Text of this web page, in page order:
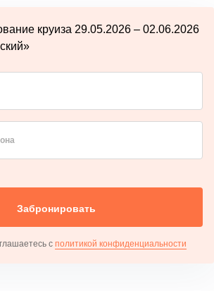
круиза 29.05.2026 – 02.06.2026
Забронировать
с политикой конфиденциальности